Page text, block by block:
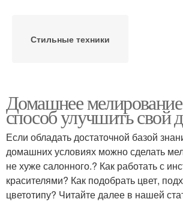
Стильные техники
Домашнее
способ улучшить свой
Если обладать достаточной базой
домашних условиях можно сделать
не хуже салонного.? Как работать с
красителями? Как подобрать цвет,
цветотипу? Читайте далее в нашей